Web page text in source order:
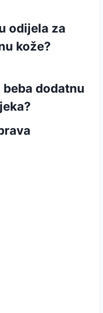
odijela za
kože?
dodatnu